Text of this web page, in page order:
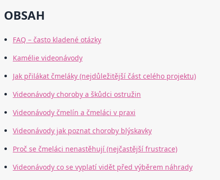
OBSAH
FAQ – často kladené otázky
Kamélie videonávody
Jak přilákat čmeláky (nejdůležitější část celého projektu)
Videonávody choroby a škůdci ostružin
Videonávody čmelín a čmeláci v praxi
Videonávody jak poznat choroby blýskavky
Proč se čmeláci nenastěhují (nejčastější frustrace)
Videonávody co se vyplatí vidět před výběrem náhrady